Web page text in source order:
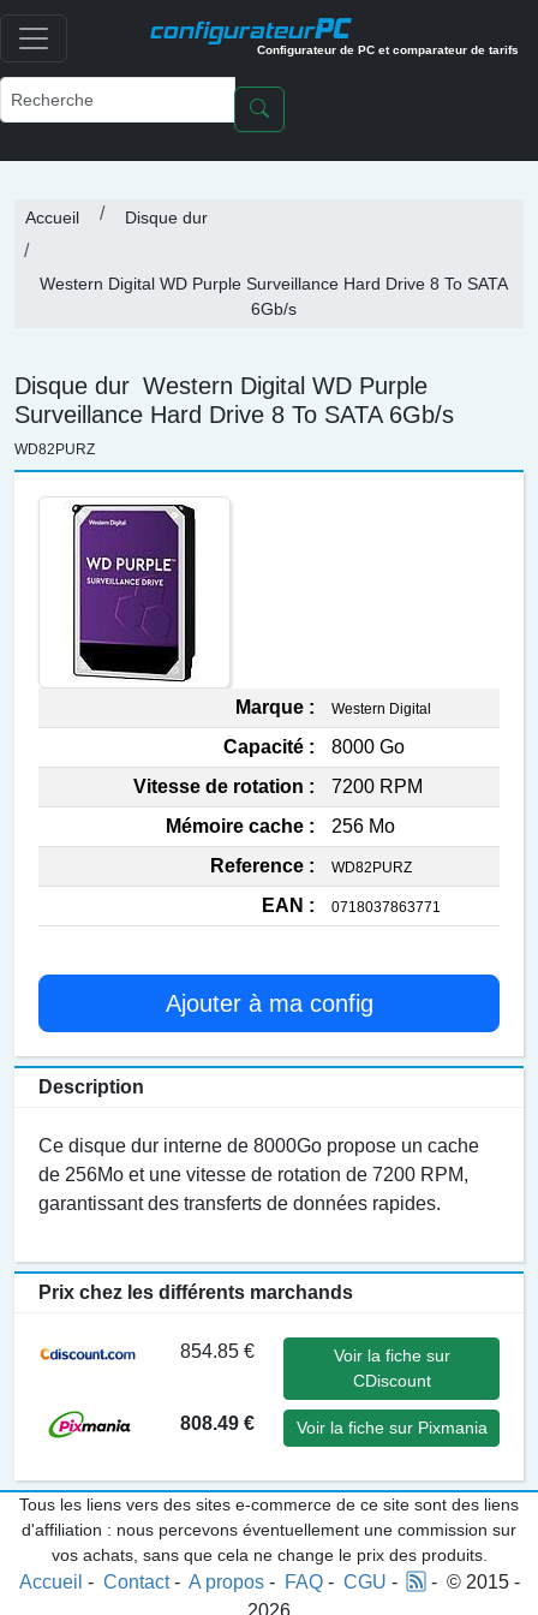
configurateurPC
Configurateur de PC et comparateur de tarifs
Accueil Disque dur
Western Digital WD Purple Surveillance Hard Drive 8 To SATA
6Gb/s
Disque dur Western Digital WD Purple
Surveillance Hard Drive 8 To SATA 6Gb/s
WD82PURZ
Marque : Western Digital
Capacité :
8000 Go
Vitesse de rotation :
7200 RPM
Mémoire cache :
256 Mo
Reference :
WD82PURZ
EAN : 0718037863771
Ajouter à ma config
Description
Ce disque dur interne de 8000Go propose un cache
de 256Mo et une vitesse de rotation de 7200 RPM,
garantissant des transferts de données rapides.
Prix chez les différents marchands
854.85 €
Voir la fiche sur
CDiscount
808.49 € Voir la fiche sur Pixmania
Tous les liens vers des sites e-commerce de ce site sont des liens
d'affiliation : nous percevons éventuellement une commission sur
vos achats, sans que cela ne change le prix des produits.
Accueil - Contact- A propos- FAQ- CGU -
- © 2015 -
2026